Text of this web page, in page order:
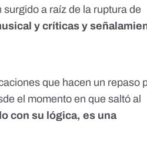
a raíz de la ruptura de
y críticas y
que hacen un repaso
el momento en que saltó al
con su lógica, es una